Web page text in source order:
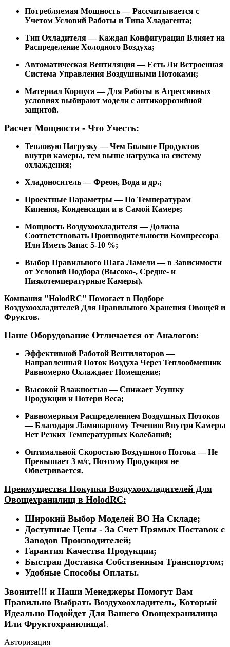
Потребляемая Мощность — Рассчитывается с
Учетом Условий Работы и Типа Хладагента;
Тип Охладителя — Каждая Конфигурация Влияет на
Распределение Холодного Воздуха;
Автоматическая Вентиляция — Есть Ли Встроенная
Система Управления Воздушными Потоками;
Материал Корпуса — Для Работы в Агрессивных
условиях выбирают модели с антикоррозийной
защитой.
Расчет Мощности - Что Учесть:
Тепловую Нагрузку — Чем Больше Продуктов
внутри камеры, тем выше нагрузка на систему
охлаждения;
Хладоноситель — Фреон, Вода и др.;
Проектные Параметры — По Температурам
Кипения, Конденсации и в Самой Камере;
Мощность Воздухоохладителя — Должна
Соответствовать Производительности Компрессора
Или Иметь Запас 5-10 %;
Выбор Правильного Шага Ламели — в Зависимости
от Условий Подбора (Высоко-, Средне- и
Низкотемпературные Камеры).
Компания "HolodRC" Помогает в Подборе
Воздухоохладителей Для Правильного Хранения Овощей и
Фруктов.
Наше Оборудование Отличается от Аналогов:
Эффективной Работой Вентиляторов —
Направленный Поток Воздуха Через Теплообменник
Равномерно Охлаждает Помещение;
Высокой Влажностью — Снижает Усушку
Продукции и Потери Веса;
Равномерным Распределением Воздушных Потоков
— Благодаря Ламинарному Течению Внутри Камеры
Нет Резких Температурных Колебаний;
Оптимальной Скоростью Воздушного Потока — Не
Превышает 3 м/с, Поэтому Продукция не
Обветривается.
Преимущества Покупки Воздухоохладителей Для
Овощехранилищ в HolodRC:
Широкий Выбор Моделей ВО На Складе;
Доступные Цены - За Счет Прямых Поставок с
Заводов Производителей;
Гарантия Качества Продукции;
Быстрая Доставка Собственным Транспортом;
Удобные Способы Оплаты.
Звоните!!! и Наши Менеджеры Помогут Вам
Правильно Выбрать Воздухоохладитель, Который
Идеально Подойдет Для Вашего Овощехранилища
Или Фруктохранилища!.
Авторизация